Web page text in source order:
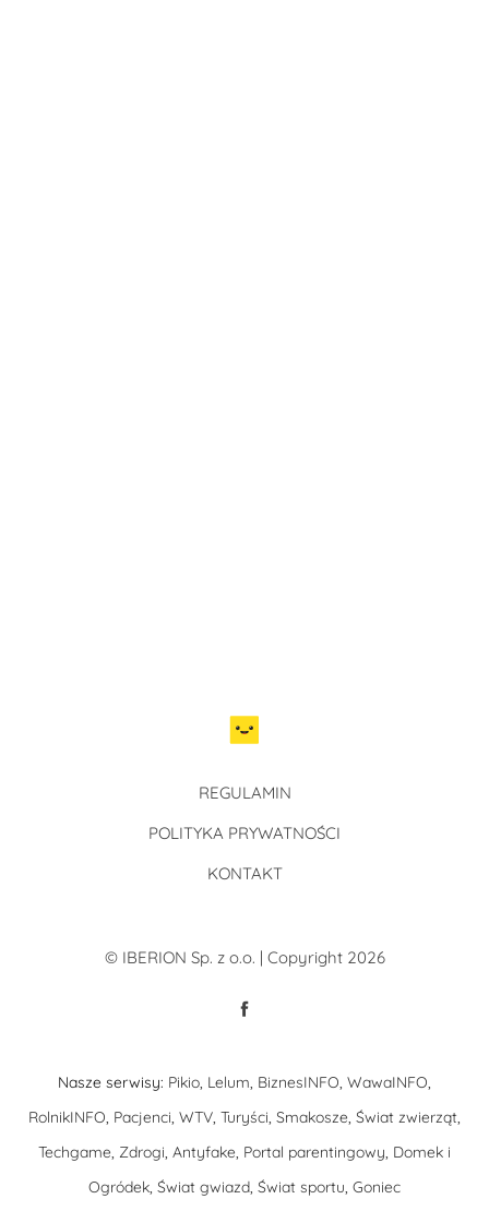
REGULAMIN
POLITYKA PRYWATNOŚCI
KONTAKT
© IBERION Sp. z o.o. | Copyright 2026
Nasze serwisy: Pikio, Lelum, BiznesINFO, WawaINFO,
RolnikINFO, Pacjenci, WTV, Turyści, Smakosze, Świat zwierząt,
Techgame, Zdrogi, Antyfake, Portal parentingowy, Domek i
Ogródek, Świat gwiazd, Świat sportu, Goniec